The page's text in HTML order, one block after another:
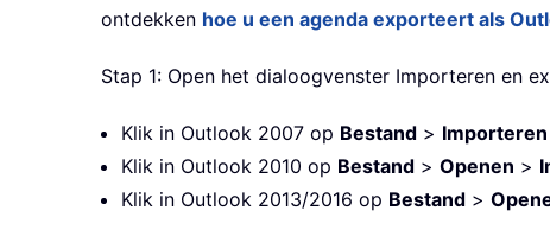
ontdekken hoe u een agenda exporteert als
Stap 1: Open het dialoogvenster Importeren en
Klik in Outlook 2007 op Bestand >
Klik in Outlook 2010 op Bestand > Openen >
Klik in Outlook 2013/2016 op Bestand >